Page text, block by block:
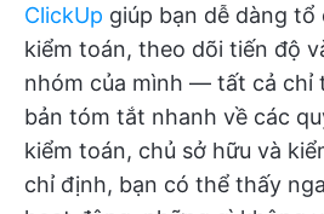
ClickUp giúp bạn dễ dàng tổ
kiểm toán, theo dõi tiến độ
nhóm của mình — tất cả chỉ
bản tóm tắt nhanh về các
kiểm toán, chủ sở hữu và
chỉ định, bạn có thể thấy